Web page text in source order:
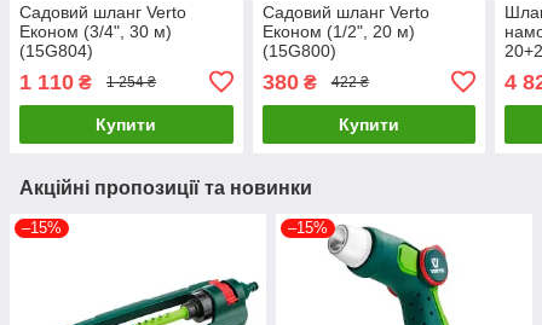
Садовий шланг Verto
Економ (3/4", 30 м)
(15G804)
1 110 ₴ 1 254 ₴
Купити
Садовий шланг Verto
Економ (1/2", 20 м)
(15G800)
380₴ 422 ₴
Купити
4
Акційні пропозиції та новинки
–15% –15%